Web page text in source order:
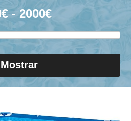
Mostrar